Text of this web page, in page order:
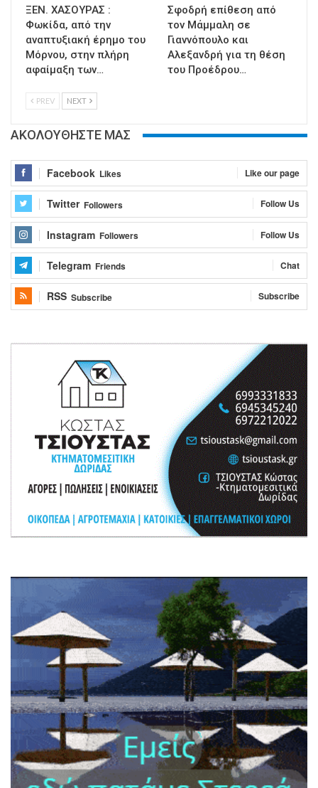
ΞΕΝ. ΧΑΣΟΥΡΑΣ :
Φωκίδα, από την
αναπτυξιακή έρημο του
Μόρνου, στην πλήρη
αφαίμαξη των…
Σφοδρή επίθεση από
τον Μάμμαλη σε
Γιαννόπουλο και
Αλεξανδρή για τη θέση
του Προέδρου…
PREV NEXT
ΑΚΟΛΟΥΘΗΣΤΕ ΜΑΣ
Facebook Likes Like our page
Twitter Followers Follow Us
Instagram Followers Follow Us
Telegram Friends Chat
RSS Subscribe Subscribe